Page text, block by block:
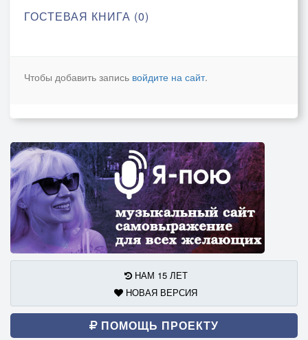
ГОСТЕВАЯ КНИГА (0)
Чтобы добавить запись войдите на сайт.
НАМ 15 ЛЕТ
НОВАЯ ВЕРСИЯ
ПОМОЩЬ ПРОЕКТУ